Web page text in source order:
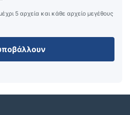
5 αρχεία και κάθε αρχείο μεγέθους